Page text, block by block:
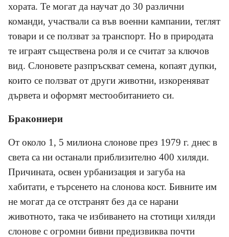
хората. Те могат да научат до 30 различни
команди, участвали са във военни кампании, теглят
товари и се ползват за транспорт. Но в природата
те играят съществена роля и се считат за ключов
вид. Слоновете разпръскват семена, копаят дупки,
които се ползват от други животни, изкореняват
дървета и оформят местообитанието си.
Бракониери
От около 1, 5 милиона слонове през 1979 г. днес в
света са ни останали приблизително 400 хиляди.
Причината, освен урбанизация и загуба на
хабитати, е търсенето на слонова кост. Бивните им
не могат да се отстранят без да се нарани
животното, така че избиването на стотици хиляди
слонове с огромни бивни предизвиква почти